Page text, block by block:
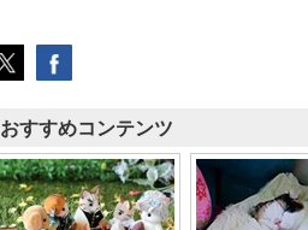
おすすめコンテンツ